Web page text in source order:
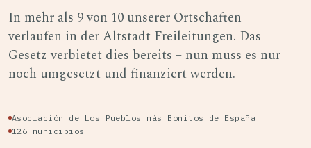
In mehr als 9 von 10 unserer Ortschaften
verlaufen in der Altstadt Freileitungen. Das
Gesetz verbietet dies bereits – nun muss es nur
noch umgesetzt und finanziert werden.
Asociación de Los Pueblos más Bonitos de España
126 municipios